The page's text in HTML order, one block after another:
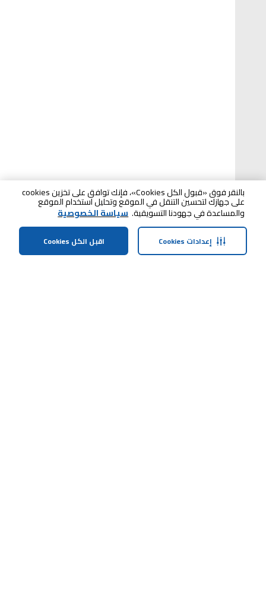
بالنقر فوق «قبول الكل Cookies»، فإنك توافق على تخزين cookies
على جهازك لتحسين التنقل في الموقع وتحليل استخدام الموقع
والمساعدة في جهودنا التسويقية. سياسة الخصوصية
اقبل الكل Cookies إعدادات Cookies
الصفحة الرئيسية الفئات الملف الشخصي سلة التسوق